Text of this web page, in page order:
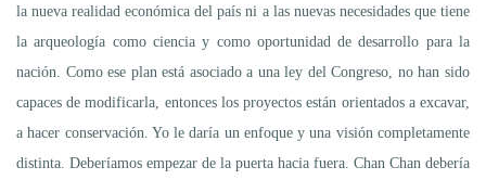
la nueva realidad económica del país ni a las nuevas necesidades que tiene
la arqueología como ciencia y como oportunidad de desarrollo para la
nación. Como ese plan está asociado a una ley del Congreso, no han sido
capaces de modificarla, entonces los proyectos están orientados a excavar,
a hacer conservación. Yo le daría un enfoque y una visión completamente
distinta. Deberíamos empezar de la puerta hacia fuera. Chan Chan debería